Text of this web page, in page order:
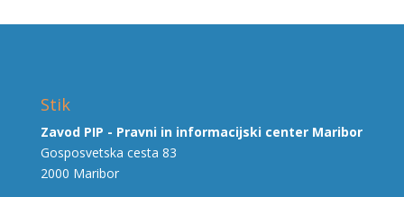
Stik
Zavod PIP - Pravni in informacijski center Maribor
Gosposvetska cesta 83
2000 Maribor